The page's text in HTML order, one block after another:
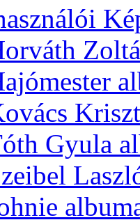
Gyula